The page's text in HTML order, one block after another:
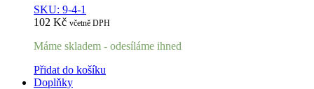
SKU: 9-4-1
102 Kč včetně DPH
Máme skladem - odesíláme ihned
Přidat do košíku
Doplňky